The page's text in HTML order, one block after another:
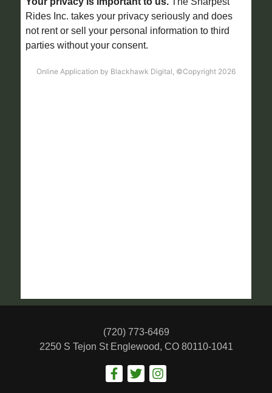
(720) 773-6469
2250 S Tejon St Englewood, CO 80110-1041